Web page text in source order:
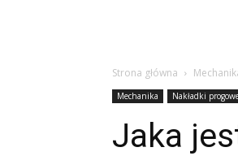
Strona główna
Mechanika Nakładki
Jaka